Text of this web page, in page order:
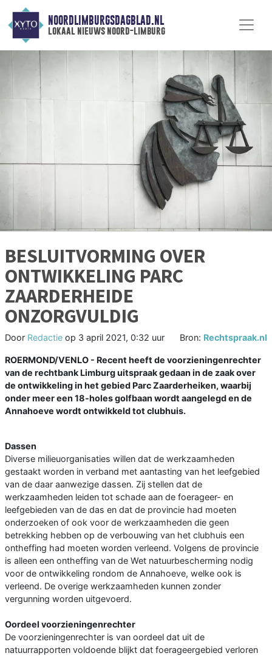
NOORDLIMBURGSDAGBLAD.NL
lokaal nieuws noord-limburg
BESLUITVORMING OVER
ONTWIKKELING PARC
ZAARDERHEIDE
ONZORGVULDIG
Door Redactie op 3 april 2021, 0:32 uur Bron: Rechtspraak.nl
ROERMOND/VENLO - Recent heeft de voorzieningenrechter
van de rechtbank Limburg uitspraak gedaan in de zaak over
de ontwikkeling in het gebied Parc Zaarderheiken, waarbij
onder meer een 18-holes golfbaan wordt aangelegd en de
Annahoeve wordt ontwikkeld tot clubhuis.
Dassen
Diverse milieuorganisaties willen dat de werkzaamheden
gestaakt worden in verband met aantasting van het leefgebied
van de daar aanwezige dassen. Zij stellen dat de
werkzaamheden leiden tot schade aan de foerageer- en
leefgebieden van de das en dat de provincie had moeten
onderzoeken of ook voor de werkzaamheden die geen
betrekking hebben op de verbouwing van het clubhuis een
ontheffing had moeten worden verleend. Volgens de provincie
is alleen een ontheffing van de Wet natuurbescherming nodig
voor de ontwikkeling rondom de Annahoeve, welke ook is
verleend. De overige werkzaamheden kunnen zonder
vergunning worden uitgevoerd.
Oordeel voorzieningenrechter
De voorzieningenrechter is van oordeel dat uit de
natuurrapporten voldoende blijkt dat foerageergebied verloren